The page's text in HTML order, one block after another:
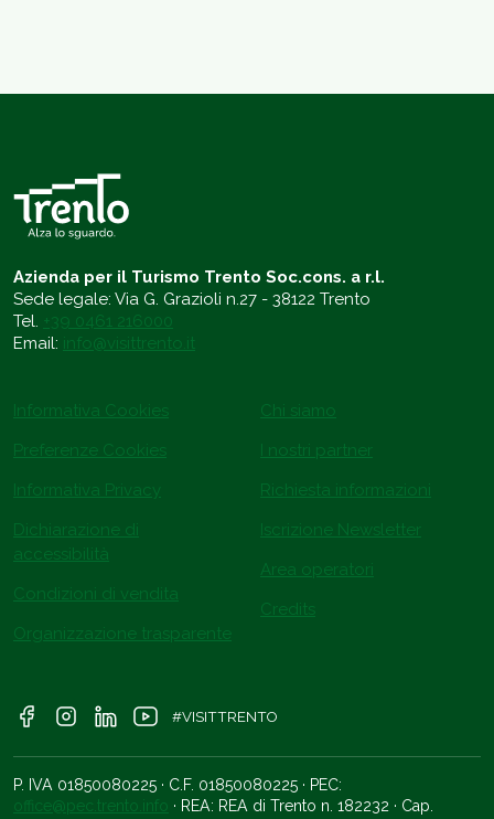
Azienda per il Turismo Trento Soc.cons. a r.l.
Sede legale: Via G. Grazioli n.27 - 38122 Trento
Tel. +39 0461 216000
Email: info@visittrento.it
Informativa Cookies
Preferenze Cookies
Informativa Privacy
Dichiarazione di
accessibilità
Condizioni di vendita
Organizzazione trasparente
Chi siamo
I nostri partner
Richiesta informazioni
Iscrizione Newsletter
Area operatori
Credits
#VISITTRENTO
P. IVA 01850080225 · C.F. 01850080225 · PEC:
office@pec.trento.info · REA: REA di Trento n. 182232 · Cap.